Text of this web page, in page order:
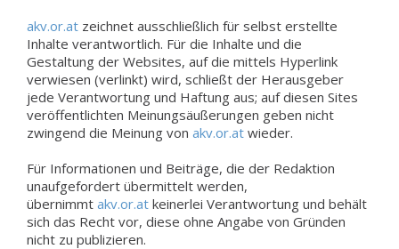
akv.or.at zeichnet ausschließlich für selbst erstellte
Inhalte verantwortlich. Für die Inhalte und die
Gestaltung der Websites, auf die mittels Hyperlink
verwiesen (verlinkt) wird, schließt der Herausgeber
jede Verantwortung und Haftung aus; auf diesen Sites
veröffentlichten Meinungsäußerungen geben nicht
zwingend die Meinung von akv.or.at wieder.
Für Informationen und Beiträge, die der Redaktion
unaufgefordert übermittelt werden,
übernimmt akv.or.at keinerlei Verantwortung und behält
sich das Recht vor, diese ohne Angabe von Gründen
nicht zu publizieren.